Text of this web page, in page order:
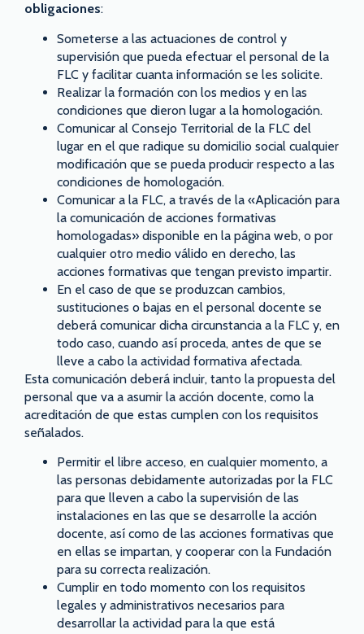
obligaciones:
Someterse a las actuaciones de control y
supervisión que pueda efectuar el personal de la
FLC y facilitar cuanta información se les solicite.
Realizar la formación con los medios y en las
condiciones que dieron lugar a la homologación.
Comunicar al Consejo Territorial de la FLC del
lugar en el que radique su domicilio social cualquier
modificación que se pueda producir respecto a las
condiciones de homologación.
Comunicar a la FLC, a través de la «Aplicación para
la comunicación de acciones formativas
homologadas» disponible en la página web, o por
cualquier otro medio válido en derecho, las
acciones formativas que tengan previsto impartir.
En el caso de que se produzcan cambios,
sustituciones o bajas en el personal docente se
deberá comunicar dicha circunstancia a la FLC y, en
todo caso, cuando así proceda, antes de que se
lleve a cabo la actividad formativa afectada.
Esta comunicación deberá incluir, tanto la propuesta del
personal que va a asumir la acción docente, como la
acreditación de que estas cumplen con los requisitos
señalados.
Permitir el libre acceso, en cualquier momento, a
las personas debidamente autorizadas por la FLC
para que lleven a cabo la supervisión de las
instalaciones en las que se desarrolle la acción
docente, así como de las acciones formativas que
en ellas se impartan, y cooperar con la Fundación
para su correcta realización.
Cumplir en todo momento con los requisitos
legales y administrativos necesarios para
desarrollar la actividad para la que está